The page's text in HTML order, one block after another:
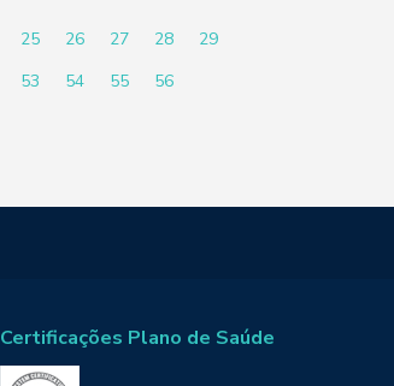
25 26 27 28
29
53 54 55 56
Certificações Plano de Saúde